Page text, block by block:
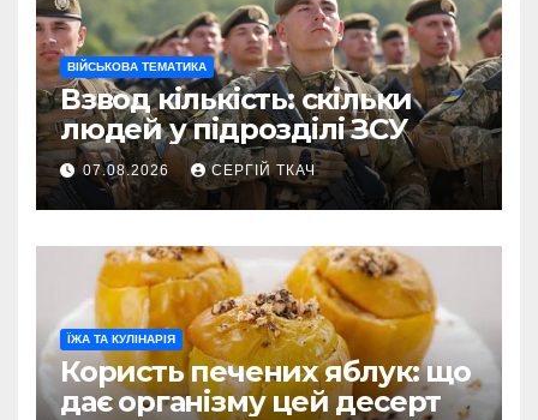
ВІЙСЬКОВА ТЕМАТИКА
Взвод кількість: скільки
людей у підрозділі ЗСУ
07.08.2026 СЕРГІЙ ТКАЧ
ЇЖА ТА КУЛІНАРІЯ
Користь печених яблук: що
дає організму цей десерт